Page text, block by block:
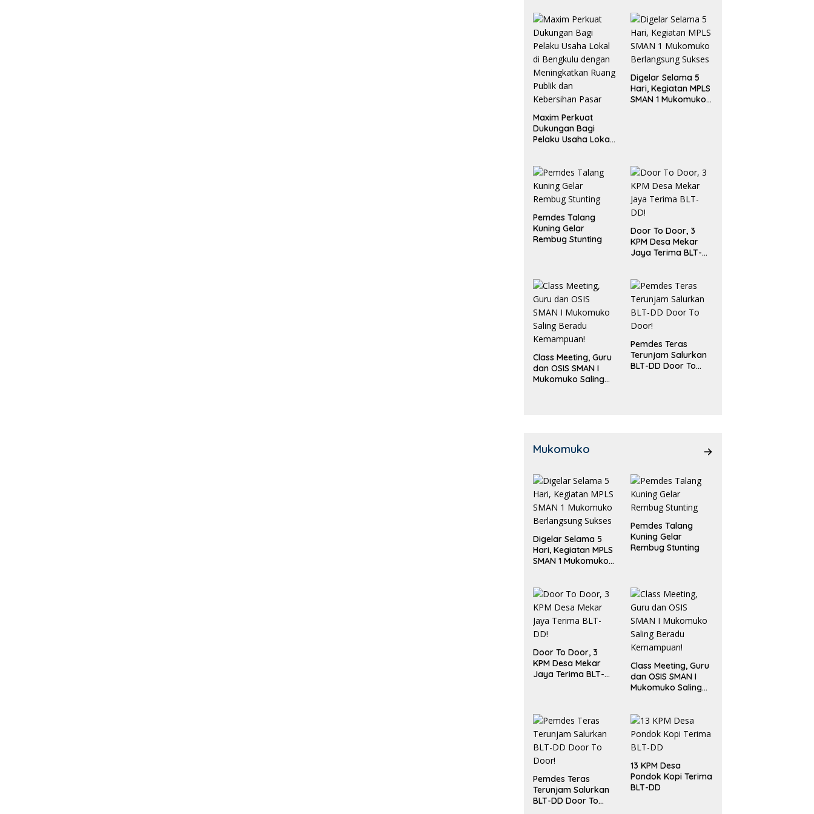
Maxim Perkuat
Dukungan Bagi
Pelaku Usaha Lokal
Ruang Publik dan
Kebersihan Pasar
Digelar Selama 5
Hari, Kegiatan MPLS
SMAN 1 Mukomuko
Pemdes Talang
Kuning Gelar
Rembug Stunting
Door To Door, 3
KPM Desa Mekar
Jaya Terima BLT-
Class Meeting, Guru
dan OSIS SMAN I
Mukomuko Saling
Pemdes Teras
Terunjam Salurkan
BLT-DD Door To
Mukomuko
Digelar Selama 5
Hari, Kegiatan MPLS
SMAN 1 Mukomuko
Pemdes Talang
Kuning Gelar
Rembug Stunting
Door To Door, 3
KPM Desa Mekar
Jaya Terima BLT-
Class Meeting, Guru
dan OSIS SMAN I
Mukomuko Saling
Pemdes Teras
Terunjam Salurkan
BLT-DD Door To
13 KPM Desa
Pondok Kopi Terima
BLT-DD